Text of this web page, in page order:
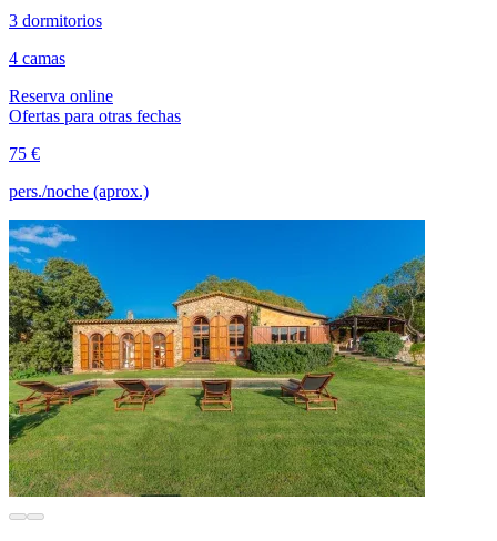
3 dormitorios
4 camas
Reserva online
Ofertas para otras fechas
75 €
pers./noche (aprox.)